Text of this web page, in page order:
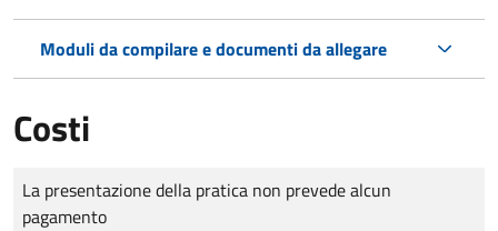
Moduli da compilare e documenti da allegare
Costi
Tipo di pagamento
Importo
La presentazione della pratica non prevede alcun
pagamento